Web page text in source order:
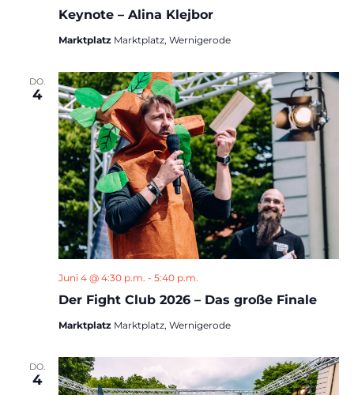
Keynote – Alina Klejbor
Marktplatz Marktplatz, Wernigerode
DO.
4
Der Fight Club 2026 – Das große Finale
Juni 4 @ 4:30 p.m. - 5:40 p.m.
Marktplatz Marktplatz, Wernigerode
DO.
4